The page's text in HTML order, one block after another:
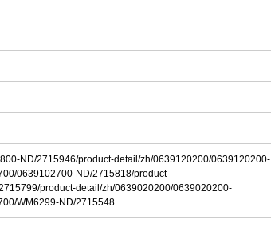
ND/2715946/product-detail/zh/0639120200/0639120200-
0639102700-ND/2715818/product-
product-detail/zh/0639020200/0639020200-
WM6299-ND/2715548